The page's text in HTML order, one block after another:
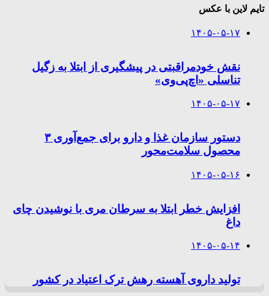
تایم لاین با عکس
۱۴۰۵-۰۵-۱۷
نقش خودمراقبتی در پیشگیری از ابتلا به زگیل
تناسلی «اچ‌پی‌وی»
۱۴۰۵-۰۵-۱۷
دستور سازمان غذا و دارو برای جمع‌آوری ۳
محصول سلامت‌محور
۱۴۰۵-۰۵-۱۶
افزایش خطر ابتلا به سرطان مری با نوشیدن چای
داغ
۱۴۰۵-۰۵-۱۴
تولید داروی آهسته رهش ترک اعتیاد در کشور